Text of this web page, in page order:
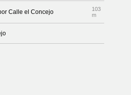
Calle el Concejo
103
m